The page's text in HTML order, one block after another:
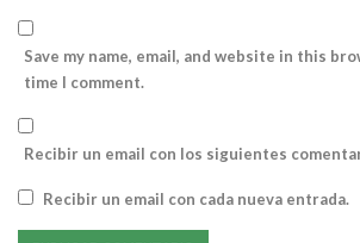
Save my name, email, and website in this
time I comment.
Recibir un email con los siguientes
Recibir un email con cada nueva entrada.